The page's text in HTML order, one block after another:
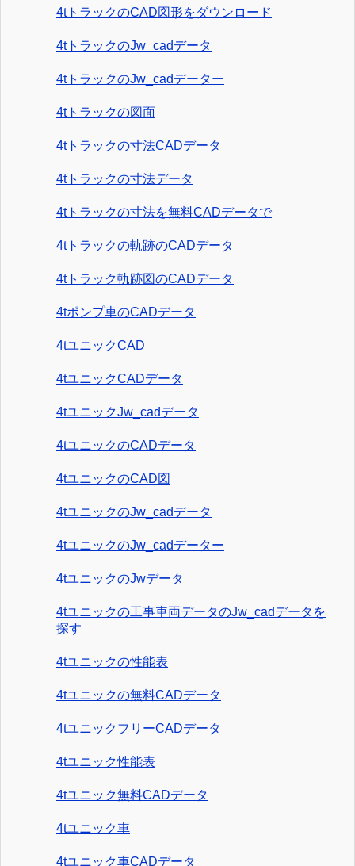
4tトラックのCAD図形をダウンロード
4tトラックのJw_cadデータ
4tトラックのJw_cadデーター
4tトラックの図面
4tトラックの寸法CADデータ
4tトラックの寸法データ
4tトラックの寸法を無料CADデータで
4tトラックの軌跡のCADデータ
4tトラック軌跡図のCADデータ
4tポンプ車のCADデータ
4tユニックCAD
4tユニックCADデータ
4tユニックJw_cadデータ
4tユニックのCADデータ
4tユニックのCAD図
4tユニックのJw_cadデータ
4tユニックのJw_cadデーター
4tユニックのJwデータ
4tユニックの工事車両データのJw_cadデータを
探す
4tユニックの性能表
4tユニックの無料CADデータ
4tユニックフリーCADデータ
4tユニック性能表
4tユニック無料CADデータ
4tユニック車
4tユニック車CADデータ